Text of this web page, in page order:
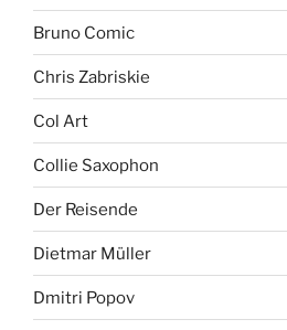
Bruno Comic
Chris Zabriskie
Col Art
Collie Saxophon
Der Reisende
Dietmar Müller
Dmitri Popov